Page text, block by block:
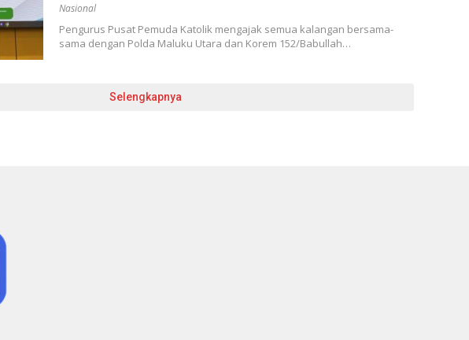
Nasional
Pengurus Pusat Pemuda Katolik mengajak semua kalangan bersama-
sama dengan Polda Maluku Utara dan Korem 152/Babullah…
Selengkapnya